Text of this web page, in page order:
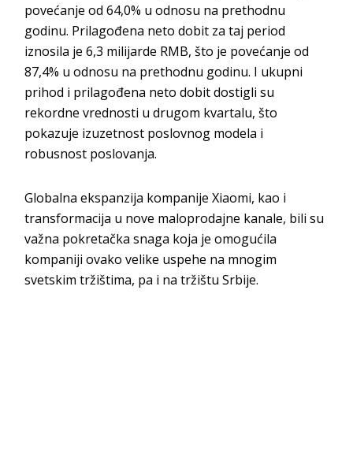
povećanje od 64,0% u odnosu na prethodnu
godinu. Prilagođena neto dobit za taj period
iznosila je 6,3 milijarde RMB, što je povećanje od
87,4% u odnosu na prethodnu godinu. I ukupni
prihod i prilagođena neto dobit dostigli su
rekordne vrednosti u drugom kvartalu, što
pokazuje izuzetnost poslovnog modela i
robusnost poslovanja.
Globalna ekspanzija kompanije Xiaomi, kao i
transformacija u nove maloprodajne kanale, bili su
važna pokretačka snaga koja je omogućila
kompaniji ovako velike uspehe na mnogim
svetskim tržištima, pa i na tržištu Srbije.